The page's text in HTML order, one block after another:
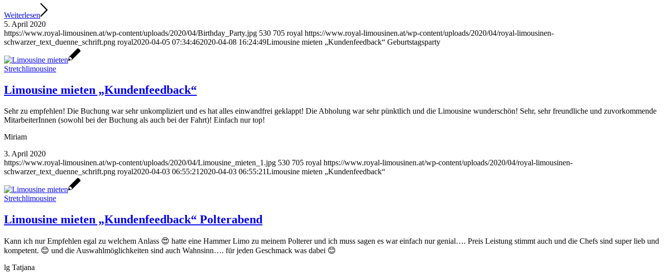
Weiterlesen
5. April 2020
https://www.royal-limousinen.at/wp-content/uploads/2020/04/Birthday_Party.jpg 530 705 royal https://www.royal-limousinen.at/wp-content/uploads/2020/04/royal-limousinen-
schwarzer_text_duenne_schrift.png royal2020-04-05 07:34:462020-04-08 16:24:49Limousine mieten „Kundenfeedback“ Geburtstagsparty
Stretchlimousine
Limousine mieten „Kundenfeedback“
Sehr zu empfehlen! Die Buchung war sehr unkompliziert und es hat alles einwandfrei geklappt! Die Abholung war sehr pünktlich und die Limousine wunderschön! Sehr, sehr freundliche und zuvorkommende
MitarbeiterInnen (sowohl bei der Buchung als auch bei der Fahrt)! Einfach nur top!
Miriam
3. April 2020
https://www.royal-limousinen.at/wp-content/uploads/2020/04/Limousine_mieten_1.jpg 530 705 royal https://www.royal-limousinen.at/wp-content/uploads/2020/04/royal-limousinen-
schwarzer_text_duenne_schrift.png royal2020-04-03 06:55:21 2020-04-03 06:55:21Limousine mieten „Kundenfeedback“
Stretchlimousine
Limousine mieten „Kundenfeedback“ Polterabend
Kann ich nur Empfehlen egal zu welchem Anlass 😍 hatte eine Hammer Limo zu meinem Polterer und ich muss sagen es war einfach nur genial…. Preis Leistung stimmt auch und die Chefs sind super lieb und
kompetent. 😊 und die Auswahlmöglichkeiten sind auch Wahnsinn…. für jeden Geschmack was dabei 😊
lg Tatjana